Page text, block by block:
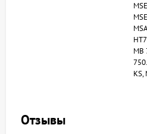
MB
KS,
Отзывы